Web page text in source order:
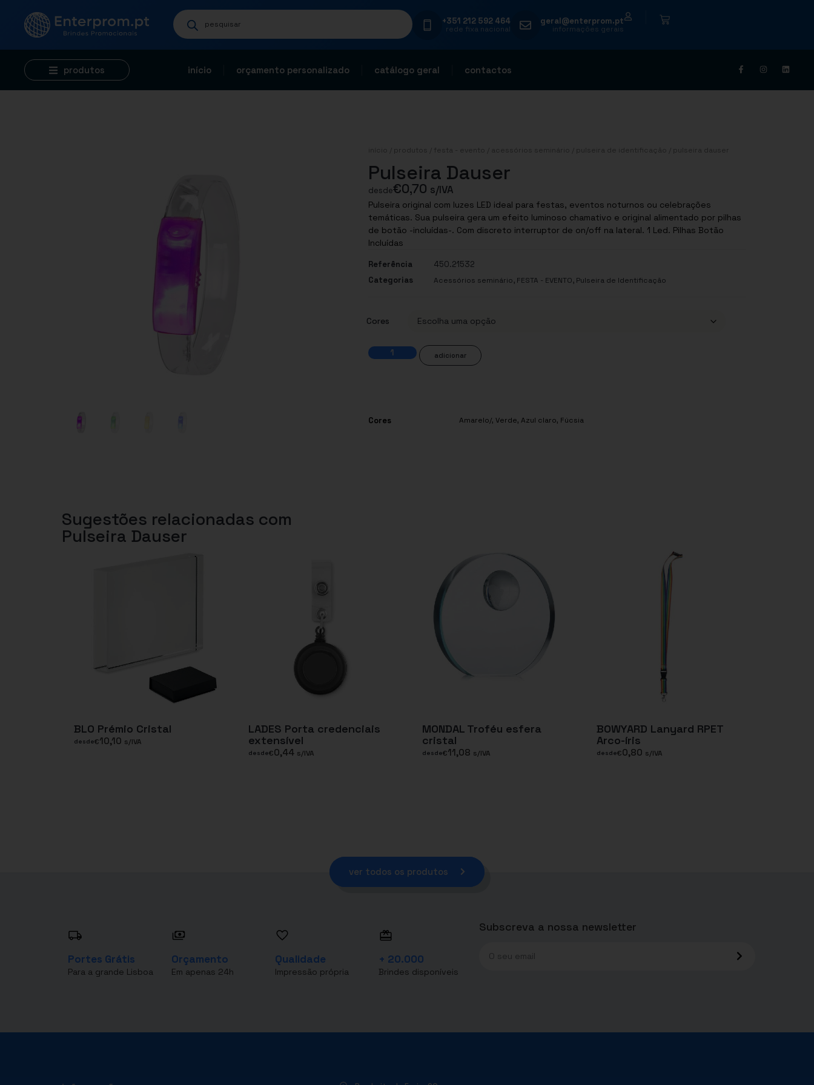
+351 212 592 464
rede fixa nacional
geral@enterprom.pt
informações gerais
produtos início orçamento personalizado catálogo geral contactos
início produtos festa - evento acessórios seminário pulseira de identificação / pulseira dauser
Pulseira Dauser
desde€0,70 s/IVA
Pulseira original com luzes LED ideal para festas, eventos noturnos ou celebrações
temáticas. Sua pulseira gera um efeito luminoso chamativo e original alimentado por pilhas
de botão -incluídas-. Com discreto interruptor de on/off na lateral. 1 Led. Pilhas Botão
Incluídas
Referência
450.21532
Categorias
Acessórios seminário, FESTA - EVENTO, Pulseira de Identificação
Cores
adicionar
Cores Amarelo/, Verde, Azul claro, Fúcsia
Sugestões relacionadas com
Pulseira Dauser
BLO Prémio Cristal
desde€10,10 s/IVA
LADES Porta credenciais
extensível
desde€0,44 s/IVA
MONDAL Troféu esfera
cristal
desde€11,08 s/IVA
BOWYARD Lanyard RPET
Arco-íris
desde€0,80 s/IVA
ver todos os produtos
Portes Grátis
Para a grande Lisboa
Orçamento
Em apenas 24h
Qualidade
Impressão própria
+ 20.000
Brindes disponíveis
Subscreva a nossa newsletter